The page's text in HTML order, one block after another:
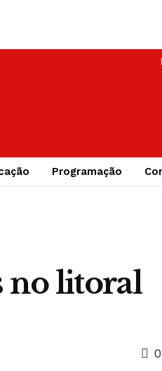
Programação
no litoral
0